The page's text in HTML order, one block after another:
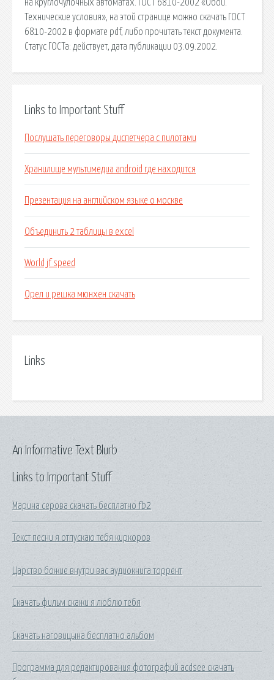
на круглочулочных автоматах. ГОСТ 6810-2002 «Обои.
Технические условия», на этой странице можно скачать ГОСТ
6810-2002 в формате pdf, либо прочитать текст документа.
Статус ГОСТа: действует, дата публикации 03.09.2002.
Links to Important Stuff
Послушать переговоры диспетчера с пилотами
Хранилище мультимедиа android где находится
Презентация на английском языке о москве
Объединить 2 таблицы в excel
World jf speed
Орел и решка мюнхен скачать
Links
Links to Important Stuff
Марина серова скачать бесплатно fb2
Текст песни я отпускаю тебя киркоров
Царство божие внутри вас аудиокнига торрент
Скачать фильм скажи я люблю тебя
Скачать наговицына бесплатно альбом
Программа для редактирования фотографий acdsee скачать
An Informative Text Blurb